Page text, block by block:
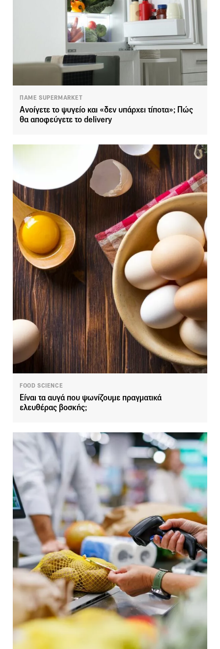
ΠΑΜΕ SUPERMARKET
Ανοίγετε το ψυγείο και «δεν υπάρχει τίποτα»; Πώς
θα αποφεύγετε το delivery
FOOD SCIENCE
Είναι τα αυγά που ψωνίζουμε πραγματικά
ελευθέρας βοσκής;